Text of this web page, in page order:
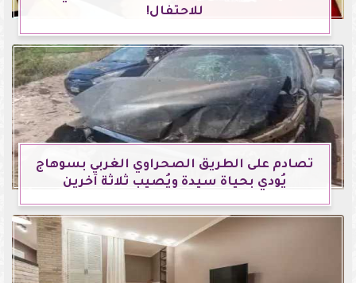
للاحتفال!
تصادم على الطريق الصحراوي الغربي بسوهاج
يُودي بحياة سيدة ويُصيب ثلاثة آخرين